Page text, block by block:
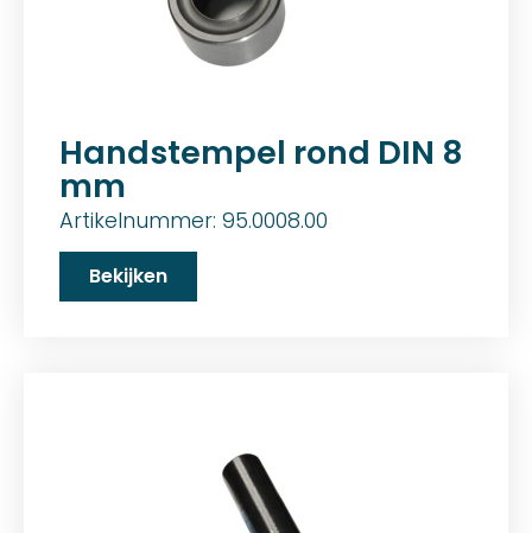
Handstempel rond DIN 8
mm
Artikelnummer: 95.0008.00
Bekijken